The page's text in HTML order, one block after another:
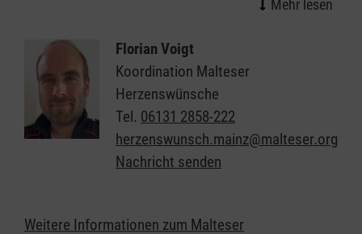
Florian Voigt
Koordination Malteser
Herzenswünsche
Tel. 06131 2858-222
herzenswunsch.mainz@malteser.org
Nachricht senden
Weitere Informationen zum Malteser